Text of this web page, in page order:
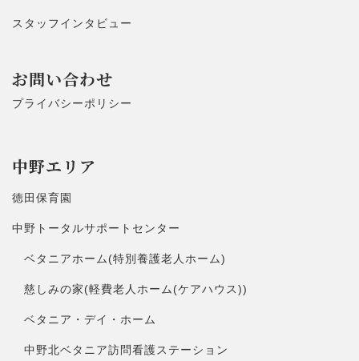
スタッフインタビュー
お問い合わせ
プライバシーポリシー
中野エリア
徳田保育園
中野トータルサポートセンター
ベタニアホーム(特別養護老人ホーム)
慈しみの家(軽費老人ホーム(ケアハウス))
ベタニア・デイ・ホーム
中野北ベタニア訪問看護ステーション